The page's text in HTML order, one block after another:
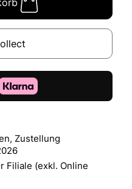
Zustellung
Filiale (exkl. Online